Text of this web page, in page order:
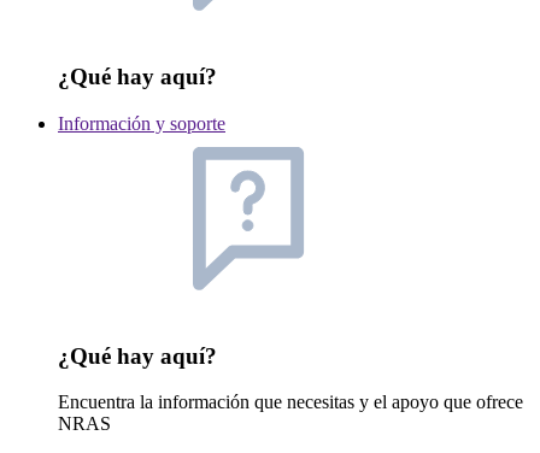
¿Qué hay aquí?
Información y soporte
¿Qué hay aquí?
Encuentra la información que necesitas y el apoyo que ofrece
NRAS